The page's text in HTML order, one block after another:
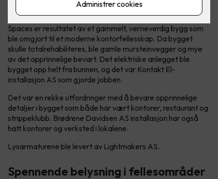
kontorfellesskap
Spaces er resultatet av et gammelt, verneverdig bygg som
ble omgjort til et moderne kontorfellesskap. Da bygget
skulle totalrehabiliteres, ble gamle mursteinvegger og mye
av det opprinnelige bevart. Det elektriske anlegget ble
bygget opp helt fra bunnen, og det var Kontakt El-
installasjon AS som gjorde jobben.
Det var en rekke utfordringer med å bevare opprinnelige
detaljer i bygget som både har vært kontorer, restaurant og
strippeklubb. Brødrene Davidsen AS installasjon har også
hatt kontorer og verksted i lokalene.
Lysarmaturene ble levert av Lightmakers AS.
Spennende belysning i fellesområder